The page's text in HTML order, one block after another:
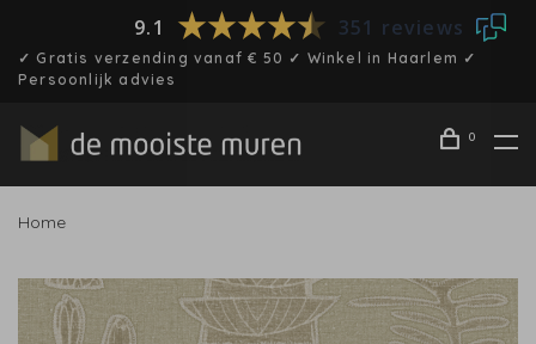
9.1 351 reviews
✓ Gratis verzending vanaf € 50 ✓ Winkel in Haarlem ✓
Persoonlijk advies
0
Home